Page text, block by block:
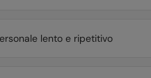
lento e ripetitivo